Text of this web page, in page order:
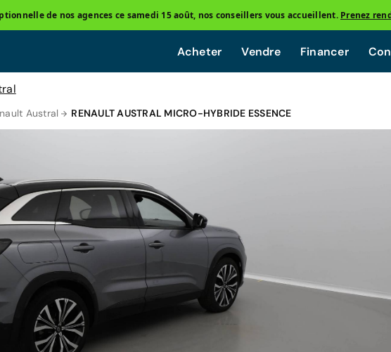
de nos agences ce samedi 15 août, nos conseillers vous accueillent. Prenez
Acheter Vendre Financer
Austral RENAULT AUSTRAL MICRO-HYBRIDE ESSENCE